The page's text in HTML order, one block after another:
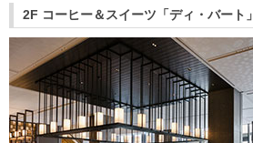
2F コーヒー＆スイーツ「ディ・バート」